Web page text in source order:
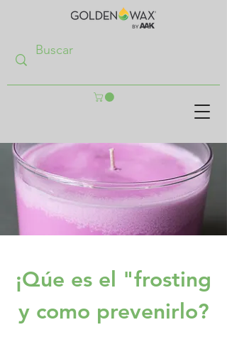
¡Qúe es el "frosting
y como prevenirlo?